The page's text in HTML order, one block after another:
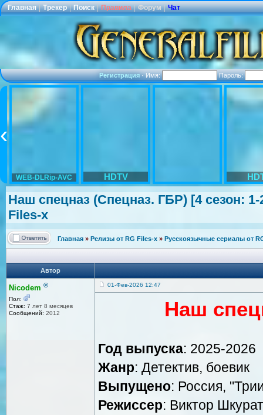
Главная | Трекер | Поиск | Правила | Форум | Чат
Регистрация·Имя: Пароль:
WEB-DLRip-AVC HDTV
Наш спецназ (Спецназ. ГБР) [4 сезон: 1-
Files-x
Главная » Релизы от RG Files-x » Русскоязычные сериалы от
Автор
Nicodem ®
Пол:
Стаж: 7 лет 8 месяцев
Сообщений: 2012
01-Фев-2026 12:47
Наш
Год выпуска: 2025-2026
Жанр: Детектив, боевик
Выпущено: Россия,
Режиссер: Виктор